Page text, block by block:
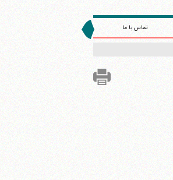
تماس با ما